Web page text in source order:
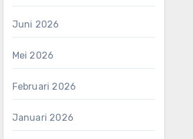
Juni 2026
Mei 2026
Februari 2026
Januari 2026